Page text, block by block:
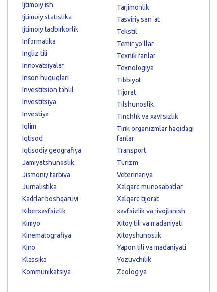
Ijtimoiy ish
Ijtimoiy statistika
Ijtimoiy tadbirkorlik
Informatika
Ingliz tili
Innovatsiyalar
Inson huquqlari
Investitsion tahlil
Investitsiya
Investiya
Iqlim
Iqtisod
Iqtisodiy geografiya
Jamiyatshunoslik
Jismoniy tarbiya
Jurnalistika
Kadrlar boshqaruvi
Kiberxavfsizlik
Kimyo
Kinematografiya
Kino
Klassika
Kommunikatsiya
Tarjimonlik
Tasviriy sanʼat
Tekstil
Temir yo'llar
Texnik fanlar
Texnologiya
Tibbiyot
Tijorat
Tilshunoslik
Tinchlik va xavfsizlik
Tirik organizmlar haqidagi
fanlar
Transport
Turizm
Veterinariya
Xalqaro munosabatlar
Xalqaro tijorat
xavfsizlik va rivojlanish
Xitoy tili va madaniyati
Xitoyshunoslik
Yapon tili va madaniyati
Yozuvchilik
Zoologiya